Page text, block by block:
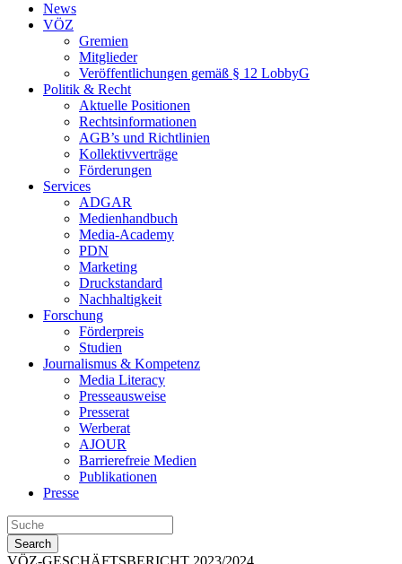
News
VÖZ
Gremien
Mitglieder
Veröffentlichungen gemäß § 12 LobbyG
Politik & Recht
Aktuelle Positionen
Rechtsinformationen
AGB’s und Richtlinien
Kollektivverträge
Förderungen
Services
ADGAR
Medienhandbuch
Media-Academy
PDN
Marketing
Druckstandard
Nachhaltigkeit
Forschung
Förderpreis
Studien
Journalismus & Kompetenz
Media Literacy
Presseausweise
Presserat
Werberat
AJOUR
Barrierefreie Medien
Publikationen
Presse
Search
VÖZ-GESCHÄFTSBERICHT 2023/2024